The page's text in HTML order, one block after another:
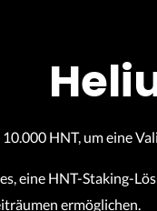
HNT, um eine
eine HNT-Staking-
ermöglichen.